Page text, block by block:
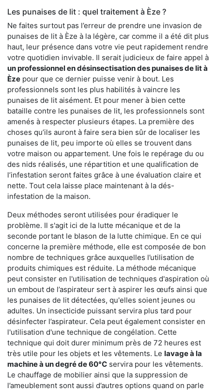
Les punaises de lit : quel traitement à Èze ?
Ne faites surtout pas l’erreur de prendre une invasion de
punaises de lit à Èze à la légère, car comme il a été dit plus
haut, leur présence dans votre vie peut rapidement rendre
votre quotidien invivable. Il serait judicieux de faire appel à
un professionnel en désinsectisation des punaises de lit à
Èze pour que ce dernier puisse venir à bout. Les
professionnels sont les plus habilités à vaincre les
punaises de lit aisément. Et pour mener à bien cette
bataille contre les punaises de lit, les professionnels sont
amenés à respecter plusieurs étapes. La première des
choses qu’ils auront à faire sera bien sûr de localiser les
punaises de lit, peu importe où elles se trouvent dans
votre maison ou appartement. Une fois le repérage du ou
des nids réalisés, une répartition et une qualification de
l’infestation seront faites grâce à une évaluation claire et
nette. Tout cela laisse place maintenant à la dés-
infestation de la maison.
Deux méthodes seront utilisées pour éradiquer le
problème. Il s'agit ici de la lutte mécanique et de la
seconde portant le blason de la lutte chimique. En ce qui
concerne la première méthode, elle est composée de bon
nombre de techniques grâce auxquelles l’utilisation de
produits chimiques est réduite. La méthode mécanique
peut consister en l'utilisation de techniques d'aspiration où
un embout de l’aspirateur sert à aspirer les œufs ainsi que
les punaises de lit détectées, qu'elles soient jeunes ou
adultes. Un insecticide puissant servira plus tard pour
désinfecter l’aspirateur. Cela peut également consister en
l'utilisation d'une technique de congélation. Cette
technique qui doit durer minimum près de 72 heures est
très utile pour les objets et les vêtements. Le lavage à la
machine à un degré de 60°C servira pour les vêtements.
Le chauffage de mobilier ainsi que la suppression de
l’ameublement sont aussi d’autres options quand on parle